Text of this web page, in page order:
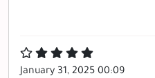
January 31, 2025 00:09